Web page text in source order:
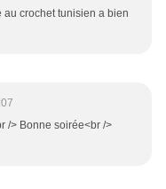
crochet tunisien a bien
/> Bonne soirée<br />